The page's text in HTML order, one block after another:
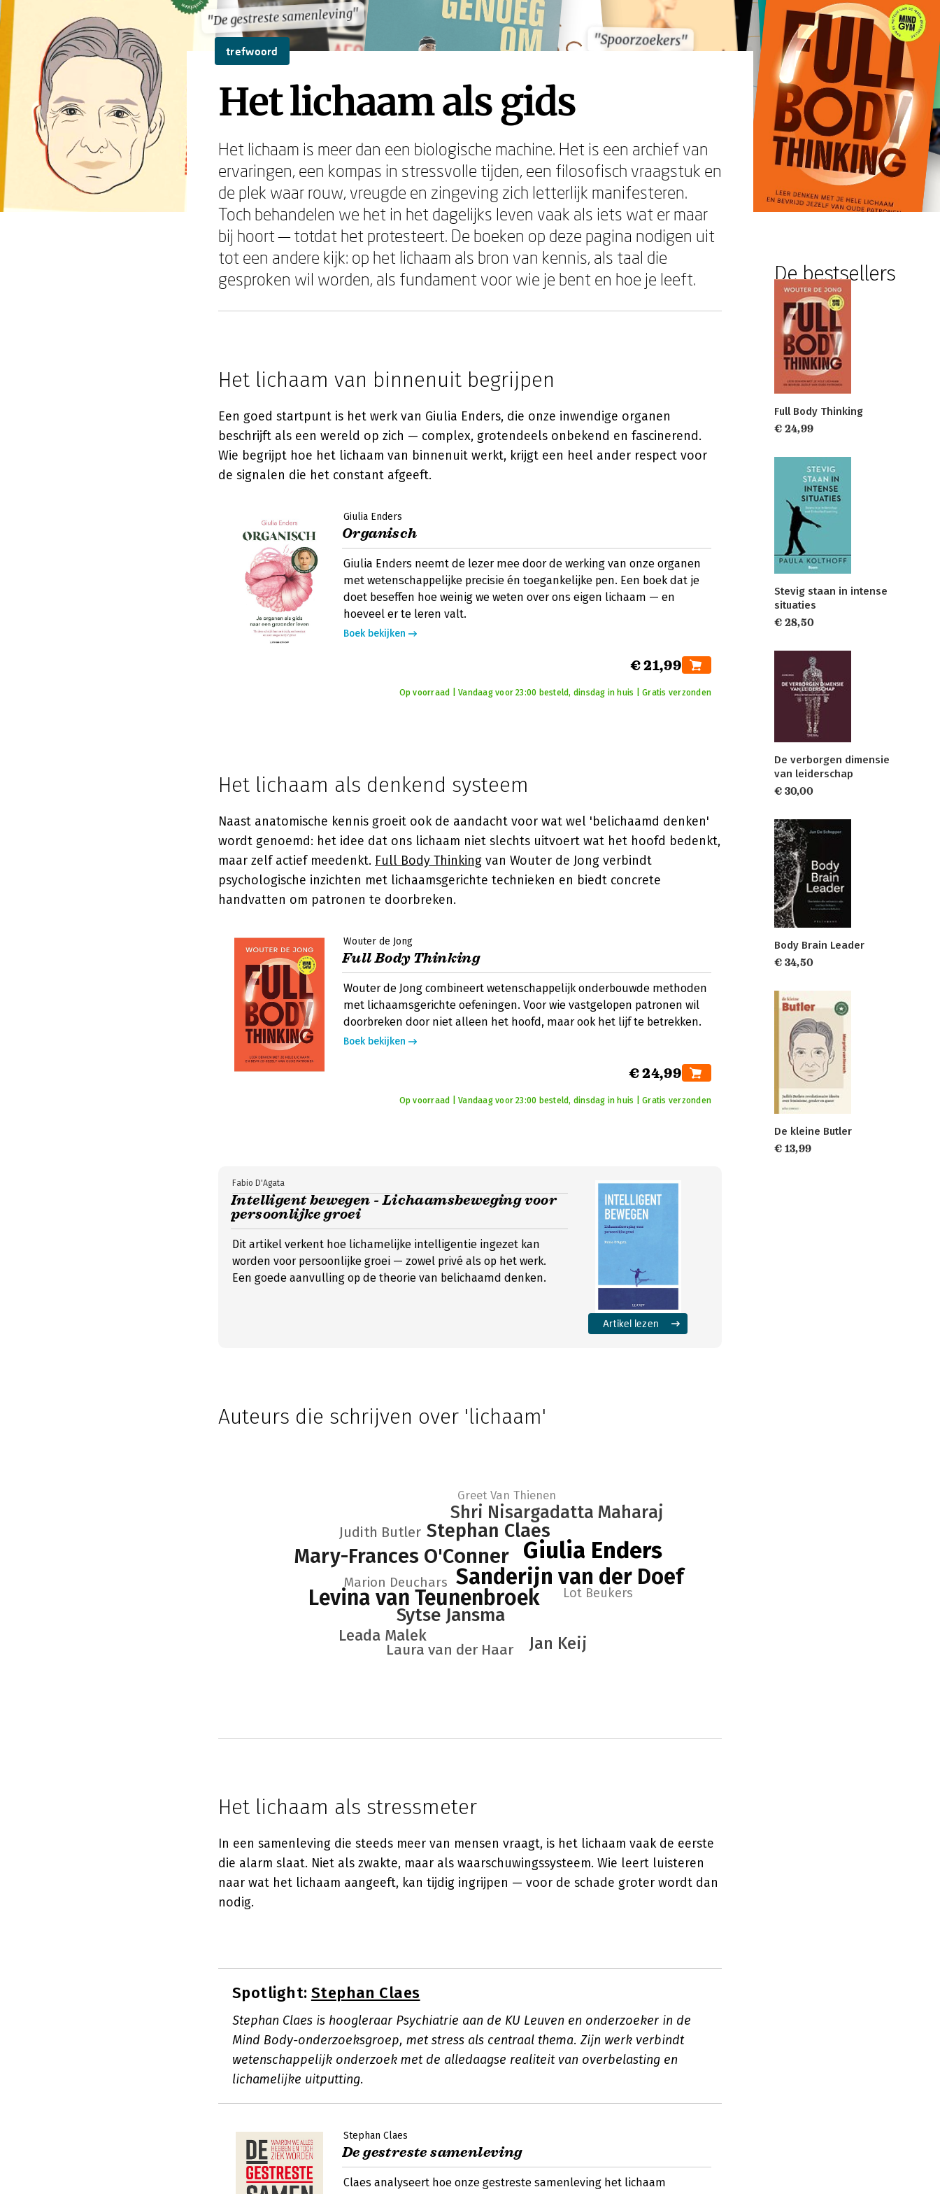
"De gestreste samenleving"
"Spoorzoekers"
"De gestreste samenleving"
"Spoorzoekers"
trefwoord
Het lichaam als gids
Het lichaam is meer dan een biologische machine. Het is een archief van
ervaringen, een kompas in stressvolle tijden, een filosofisch vraagstuk en
de plek waar rouw, vreugde en zingeving zich letterlijk manifesteren.
Toch behandelen we het in het dagelijks leven vaak als iets wat er maar
bij hoort — totdat het protesteert. De boeken op deze pagina nodigen uit
tot een andere kijk: op het lichaam als bron van kennis, als taal die
gesproken wil worden, als fundament voor wie je bent en hoe je leeft.
Het lichaam van binnenuit begrijpen
Een goed startpunt is het werk van Giulia Enders, die onze inwendige organen
beschrijft als een wereld op zich — complex, grotendeels onbekend en fascinerend.
Wie begrijpt hoe het lichaam van binnenuit werkt, krijgt een heel ander respect voor
de signalen die het constant afgeeft.
Giulia Enders
Organisch
Giulia Enders neemt de lezer mee door de werking van onze organen
met wetenschappelijke precisie én toegankelijke pen. Een boek dat je
doet beseffen hoe weinig we weten over ons eigen lichaam — en
hoeveel er te leren valt.
Boek bekijken
€ 21,99
Op voorraad | Vandaag voor 23:00 besteld, dinsdag in huis | Gratis verzonden
Het lichaam als denkend systeem
Naast anatomische kennis groeit ook de aandacht voor wat wel 'belichaamd denken'
wordt genoemd: het idee dat ons lichaam niet slechts uitvoert wat het hoofd bedenkt,
maar zelf actief meedenkt. Full Body Thinking van Wouter de Jong verbindt
psychologische inzichten met lichaamsgerichte technieken en biedt concrete
handvatten om patronen te doorbreken.
Wouter de Jong
Full Body Thinking
Wouter de Jong combineert wetenschappelijk onderbouwde methoden
met lichaamsgerichte oefeningen. Voor wie vastgelopen patronen wil
doorbreken door niet alleen het hoofd, maar ook het lijf te betrekken.
Boek bekijken
€ 24,99
Op voorraad | Vandaag voor 23:00 besteld, dinsdag in huis | Gratis verzonden
Intelligent bewegen - Lichaamsbeweging voor
persoonlijke groei
Fabio D'Agata
Dit artikel verkent hoe lichamelijke intelligentie ingezet kan
worden voor persoonlijke groei — zowel privé als op het werk.
Een goede aanvulling op de theorie van belichaamd denken.
Artikel lezen
Auteurs die schrijven over 'lichaam'
Giulia Enders
Sanderijn van der Doef
Levina van Teunenbroek
Mary-Frances O'Conner
Stephan Claes
Sytse Jansma
Shri Nisargadatta Maharaj
Jan Keij
Leada Malek
Laura van der Haar
Judith Butler
Marion Deuchars
Lot Beukers
Greet Van Thienen
Het lichaam als stressmeter
In een samenleving die steeds meer van mensen vraagt, is het lichaam vaak de eerste
die alarm slaat. Niet als zwakte, maar als waarschuwingssysteem. Wie leert luisteren
naar wat het lichaam aangeeft, kan tijdig ingrijpen — voor de schade groter wordt dan
nodig.
Spotlight: Stephan Claes
Stephan Claes is hoogleraar Psychiatrie aan de KU Leuven en onderzoeker in de
Mind Body-onderzoeksgroep, met stress als centraal thema. Zijn werk verbindt
wetenschappelijk onderzoek met de alledaagse realiteit van overbelasting en
lichamelijke uitputting.
Stephan Claes
De gestreste samenleving
Claes analyseert hoe onze gestreste samenleving het lichaam
De bestsellers
Full Body Thinking
€ 24,99
Stevig staan in intense
situaties
€ 28,50
De verborgen dimensie
van leiderschap
€ 30,00
Body Brain Leader
€ 34,50
De kleine Butler
€ 13,99